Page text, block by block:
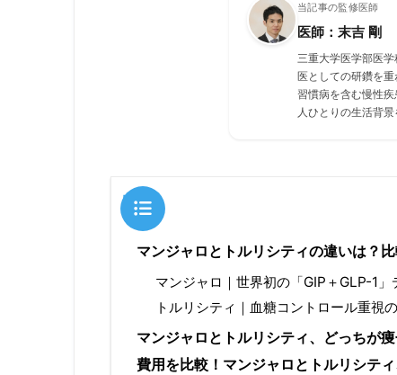
当記事の監修医師
医師：末吉 剛
三重大学医学部医
医としての研鑽を
習慣病を含む慢性
人ひとりの生活背
目次
マンジャロとトルリシティの違いは？
マンジャロ｜世界初の「GIP＋GLP-1
トルリシティ｜血糖コントロール重視
マンジャロとトルリシティ、どっちが痩
費用を比較！マンジャロとトルリシテ